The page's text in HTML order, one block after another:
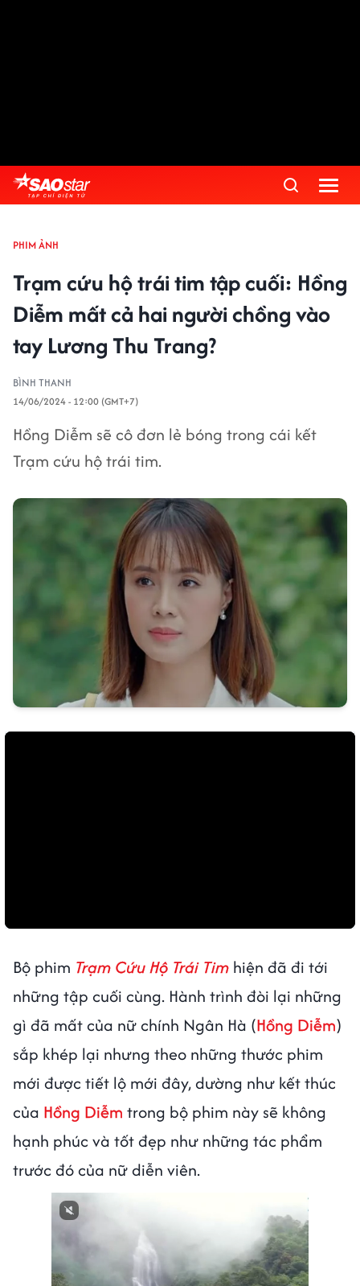
PHIM ẢNH
Trạm cứu hộ trái tim tập cuối: Hồng
Diễm mất cả hai người chồng vào
tay Lương Thu Trang?
BÌNH THANH
14/06/2024 - 12:00 (GMT+7)
Hồng Diễm sẽ cô đơn lẻ bóng trong cái kết
Trạm cứu hộ trái tim.
Bộ phim Trạm Cứu Hộ Trái Tim hiện đã đi tới
những tập cuối cùng. Hành trình đòi lại những
gì đã mất của nữ chính Ngân Hà (Hồng Diễm)
sắp khép lại nhưng theo những thước phim
mới được tiết lộ mới đây, dường như kết thúc
của Hồng Diễm trong bộ phim này sẽ không
hạnh phúc và tốt đẹp như những tác phẩm
trước đó của nữ diễn viên.